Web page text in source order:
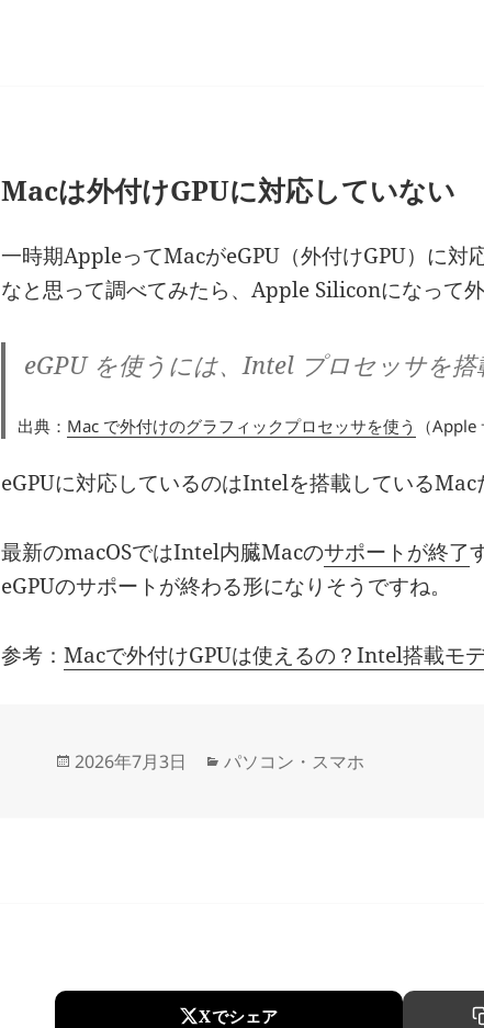
Macは外付けGPUに対応していない
一時期AppleってMacがeGPU（外付けGPU）に対
なと思って調べてみたら、Apple Siliconになって外
eGPU を使うには、Intel プロセッサを搭
出典： Mac で外付けのグラフィックプロセッサを使う （Apple
eGPUに対応しているのはIntelを搭載しているMac
最新のmacOSではIntel内臓Macのサポートが終了
eGPUのサポートが終わる形になりそうですね。
参考： Macで外付けGPUは使えるの？Intel搭載モ
Updated
2026年7月3日 Categories
パソコン・スマホ
Xでシェア